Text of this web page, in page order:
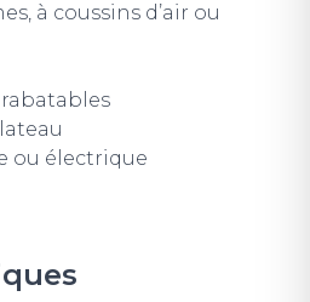
à coussins d’air ou
ou électrique